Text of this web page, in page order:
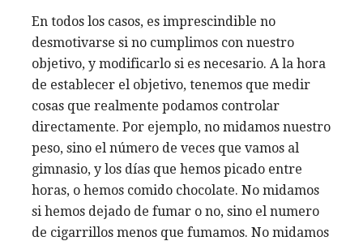
En todos los casos, es imprescindible no
desmotivarse si no cumplimos con nuestro
objetivo, y modificarlo si es necesario. A la hora
de establecer el objetivo, tenemos que medir
cosas que realmente podamos controlar
directamente. Por ejemplo, no midamos nuestro
peso, sino el número de veces que vamos al
gimnasio, y los días que hemos picado entre
horas, o hemos comido chocolate. No midamos
si hemos dejado de fumar o no, sino el numero
de cigarrillos menos que fumamos. No midamos